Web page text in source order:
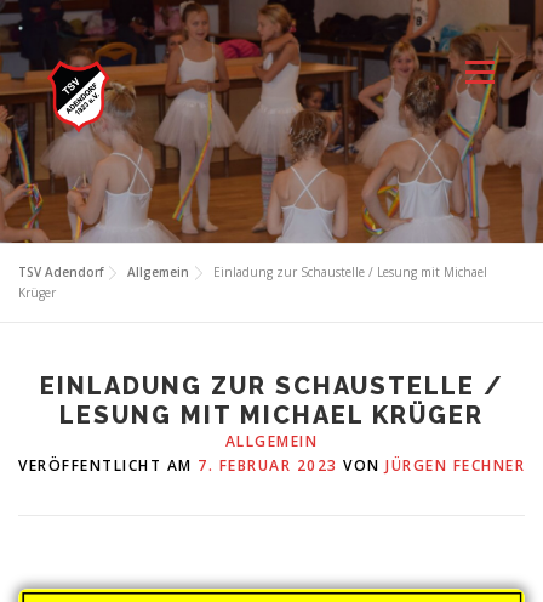
Zum
Inhalt
springen
Menü
TSV Adendorf Allgemein
Einladung zur Schaustelle / Lesung mit Michael
Krüger
EINLADUNG ZUR SCHAUSTELLE /
LESUNG MIT MICHAEL KRÜGER
ALLGEMEIN
VERÖFFENTLICHT AM 7. FEBRUAR 2023 VON JÜRGEN FECHNER